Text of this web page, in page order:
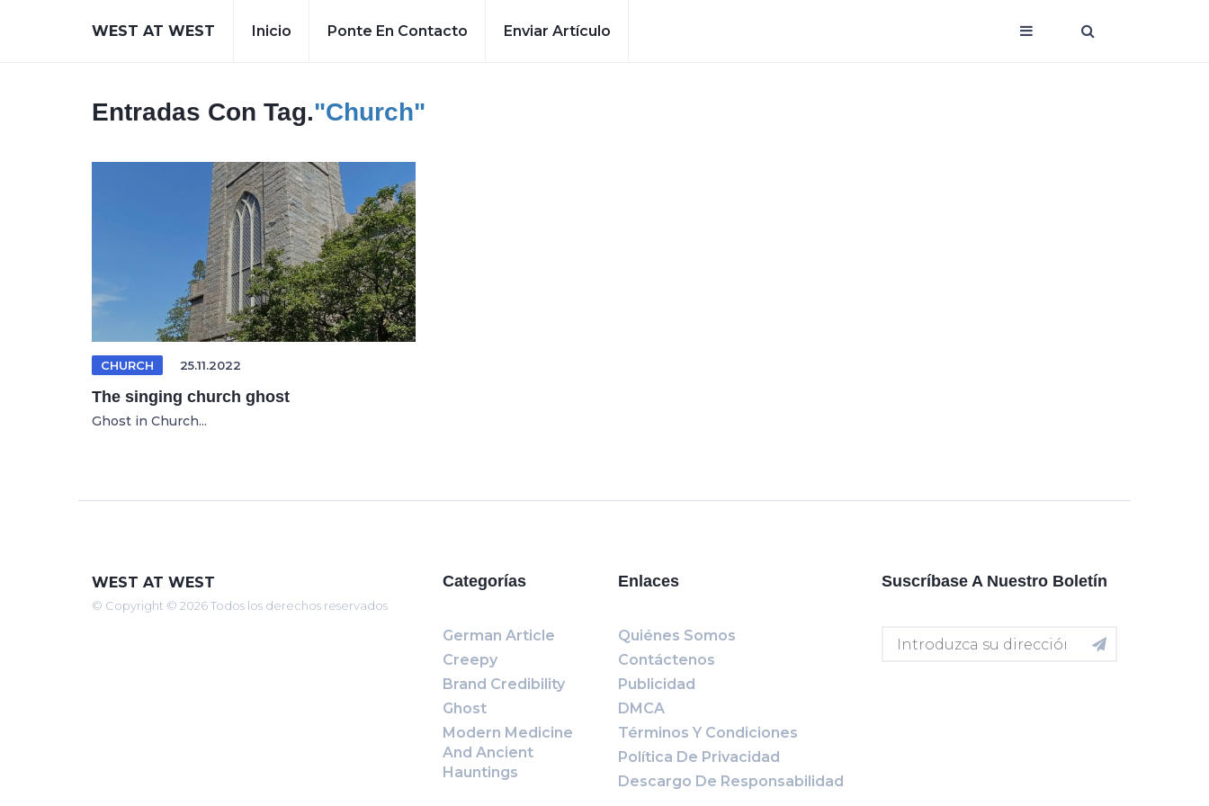
WEST AT WEST Inicio Ponte En Contacto Enviar Artículo
Entradas Con Tag."church"
CHURCH 25.11.2022
The singing church ghost
Ghost in Church...
WEST AT WEST
© Copyright © 2026 Todos los derechos reservados
Categorías
German Article
Creepy
Brand Credibility
Ghost
Modern Medicine
And Ancient
Hauntings
Enlaces
Quiénes Somos
Contáctenos
Publicidad
DMCA
Términos Y Condiciones
Política De Privacidad
Descargo De Responsabilidad
Suscríbase A Nuestro Boletín